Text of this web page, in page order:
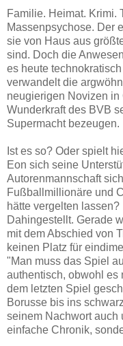
Familie. Heimat. Krimi.
Massenpsychose. Der
sie von Haus aus
sind. Doch die
es heute
verwandelt die
neugierigen Novizen
Wunderkraft des BVB
Supermacht bezeugen.
Ist es so? Oder spielt
Eon sich seine
Autorenmannschaft
Fußballmillionäre und
hätte vergelten lassen?
Dahingestellt. Gerade
mit dem Abschied von
keinen Platz für
"Man muss das Spiel
authentisch, obwohl es
dem letzten Spiel
Borusse bis ins
seinem Nachwort auch
einfache Chronik,